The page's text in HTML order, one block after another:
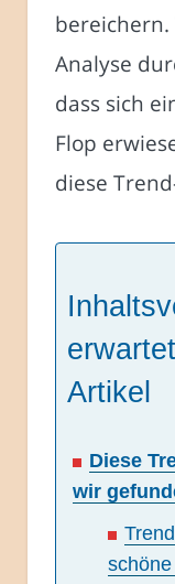
Analyse
dass sich
Flop
diese
Artikel
Diese
wir